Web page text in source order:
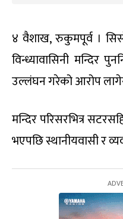
४ वैशाख, रुकुमपूर्व ।
विन्ध्यावासिनी मन्दिर
उल्लंघन गरेको आरोप
मन्दिर परिसरभित्र
भएपछि स्थानीयवासी र